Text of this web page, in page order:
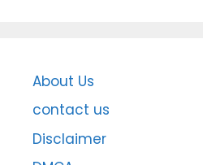
About Us
contact us
Disclaimer